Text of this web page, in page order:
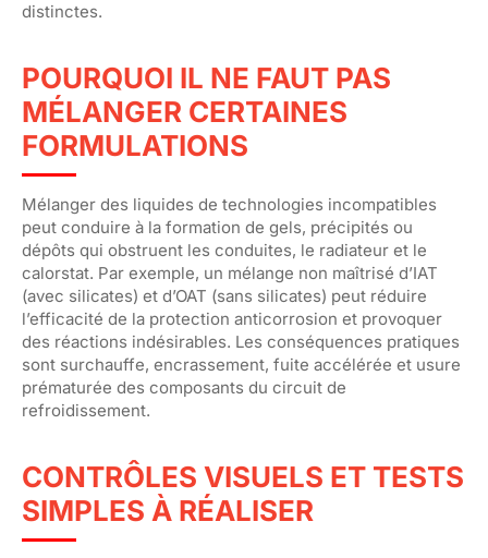
distinctes.
POURQUOI IL NE FAUT PAS
MÉLANGER CERTAINES
FORMULATIONS
Mélanger des liquides de technologies incompatibles
peut conduire à la formation de gels, précipités ou
dépôts qui obstruent les conduites, le radiateur et le
calorstat. Par exemple, un mélange non maîtrisé d’IAT
(avec silicates) et d’OAT (sans silicates) peut réduire
l’efficacité de la protection anticorrosion et provoquer
des réactions indésirables. Les conséquences pratiques
sont surchauffe, encrassement, fuite accélérée et usure
prématurée des composants du circuit de
refroidissement.
CONTRÔLES VISUELS ET TESTS
SIMPLES À RÉALISER